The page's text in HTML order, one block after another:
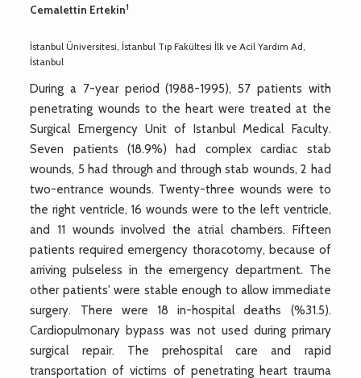
Cemalettin Ertekin1
İstanbul Üniversitesi, İstanbul Tıp Fakültesi İlk ve Acil Yardım Ad,
İstanbul
During a 7-year period (1988-1995), 57 patients with
penetrating wounds to the heart were treated at the
Surgical Emergency Unit of Istanbul Medical Faculty.
Seven patients (18.9%) had complex cardiac stab
wounds, 5 had through and through stab wounds, 2 had
two-entrance wounds. Twenty-three wounds were to
the right ventricle, 16 wounds were to the left ventricle,
and 11 wounds involved the atrial chambers. Fifteen
patients required emergency thoracotomy, because of
arriving pulseless in the emergency department. The
other patients' were stable enough to allow immediate
surgery. There were 18 in-hospital deaths (%31.5).
Cardiopulmonary bypass was not used during primary
surgical repair. The prehospital care and rapid
transportation of victims of penetrating heart trauma